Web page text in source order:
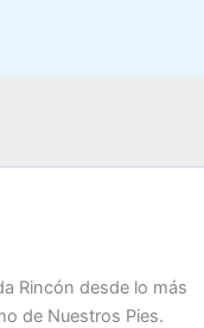
Rincón desde lo más
de Nuestros Pies.